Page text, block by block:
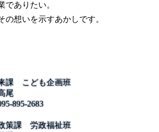
でありたい。
の想いを示すあかしです。
来課 こども企画班
尾
895-2683
策課 労政福祉班